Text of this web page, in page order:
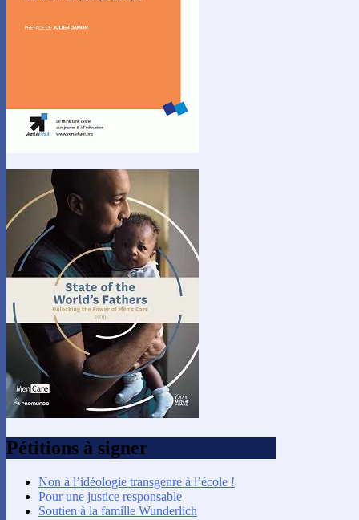
Pétitions à signer
Non à l’idéologie transgenre à l’école !
Pour une justice responsable
Soutien à la famille Wunderlich